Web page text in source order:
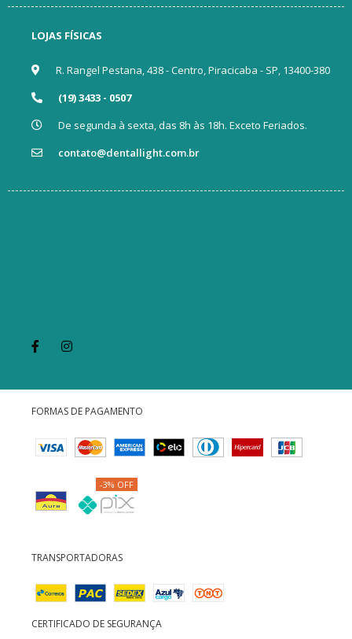
LOJAS FÍSICAS
R. Rangel Pestana, 438 - Centro, Piracicaba - SP, 13400-380
(19) 3433 - 0507
De segunda à sexta, das 8h às 18h. Exceto Feriados.
contato@dentallight.com.br
FORMAS DE PAGAMENTO
-3% OFF
TRANSPORTADORAS
CERTIFICADO DE SEGURANÇA